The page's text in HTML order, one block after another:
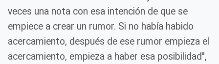
veces una nota con esa intención de que se
empiece a crear un rumor. Si no había habido
acercamiento, después de ese rumor empieza el
acercamiento, empieza a haber esa posibilidad",